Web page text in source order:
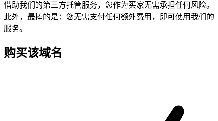
借助我们的第三方托管服务，您作为买家无需承担任何风险。
此外，最棒的是：您无需支付任何额外费用，即可使用我们的
服务。
购买该域名